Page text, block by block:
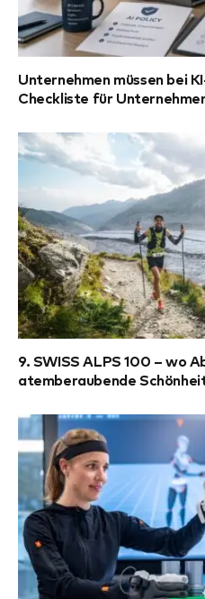
Unternehmen müssen bei
Checkliste für
9. SWISS ALPS 100 – wo
atemberaubende